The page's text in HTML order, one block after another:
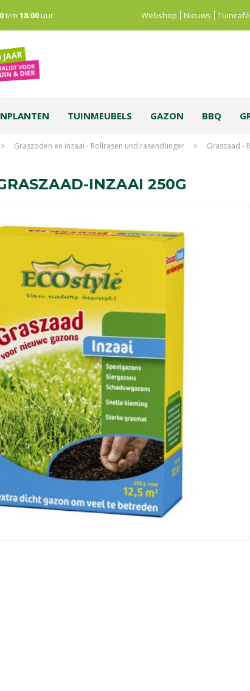
> Graszoden en inzaai - Rollrasen und rasendünger > Graszaad -
t/m 18:00uur Webshop Nieuws Tuincafé
TUINMEUBELS GAZON BBQ
INZAAI 250G